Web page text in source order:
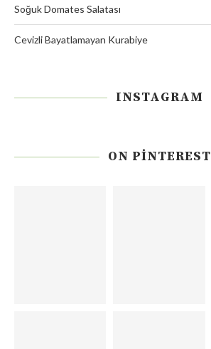
Soğuk Domates Salatası
Cevizli Bayatlamayan Kurabiye
INSTAGRAM
ON PINTEREST